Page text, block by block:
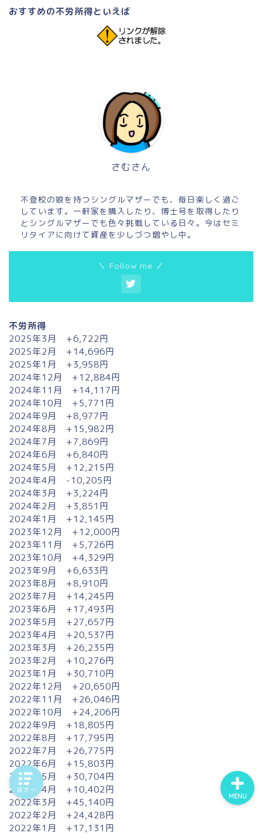
おすすめの不労所得といえば
さむさん
不登校の娘を持つシングルマザーでも、毎日楽しく過ご
しています。一軒家を購入したり、博士号を取得したり
とシングルマザーでも色々挑戦している日々。今はセミ
リタイアに向けて資産を少しづつ増やし中。
＼ Follow me ／
不労所得
2025年3月 +6,722円
2025年2月 +14,696円
2025年1月 +3,958円
2024年12月 +12,884円
2024年11月 +14,117円
2024年10月 +5,771円
2024年9月 +8,977円
2024年8月 +15,982円
2024年7月 +7,869円
2024年6月 +6,840円
2024年5月 +12,215円
2024年4月 -10,205円
2024年3月 +3,224円
2024年2月 +3,851円
2024年1月 +12,145円
2023年12月 +12,000円
2023年11月 +5,726円
2023年10月 +4,329円
2023年9月 +6,633円
2023年8月 +8,910円
2023年7月 +14,245円
2023年6月 +17,493円
2023年5月 +27,657円
2023年4月 +20,537円
2023年3月 +26,235円
2023年2月 +10,276円
2023年1月 +30,710円
2022年12月 +20,650円
2022年11月 +26,046円
2022年10月 +24,206円
2022年9月 +18,805円
2022年8月 +17,795円
2022年7月 +26,775円
2022年6月 +15,803円
2022年5月 +30,704円
2022年4月 +10,402円
2022年3月 +45,140円
2022年2月 +24,428円
2022年1月 +17,131円
MENU
目次へ